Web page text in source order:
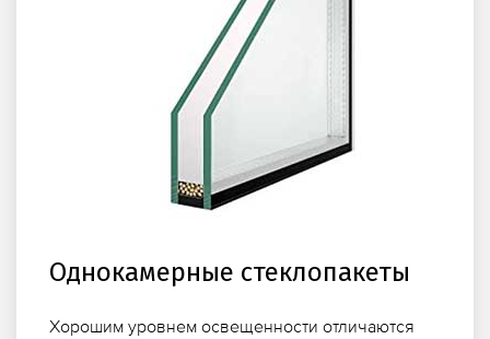
Однокамерные стеклопакеты
Хорошим уровнем освещенности отличаются